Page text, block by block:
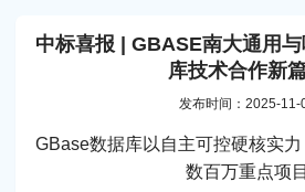
中标喜报 | GBASE南大通用
库技术合作新
发布时间：2025-11-
GBase数据库以自主可控硬核实
数百万重点项目